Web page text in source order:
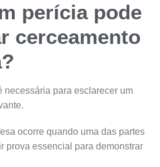
perícia pode
cerceamento
necessária para esclarecer um
ocorre quando uma das partes
prova essencial para demonstrar